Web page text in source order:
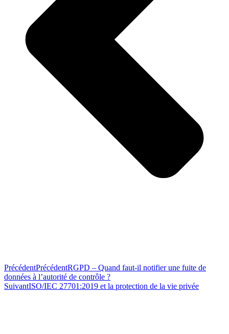
PrécédentPrécédentRGPD – Quand faut-il notifier une fuite de
données à l’autorité de contrôle ?
SuivantISO/IEC 27701:2019 et la protection de la vie privée